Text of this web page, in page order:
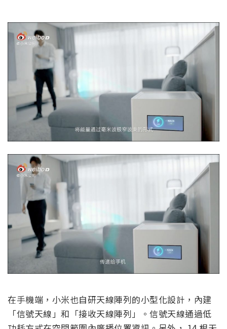
在手機端，小米也自研天線陣列的小型化設計，內建
「信號天線」和「接收天線陣列」。信號天線通過低